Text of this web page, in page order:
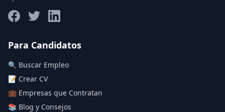
Deja vacío para "sin límite"
Aplicar filtros
Para Candidatos
🔍 Buscar Empleo
📝 Crear CV
💼 Empresas que Contratan
📚 Blog y Consejos